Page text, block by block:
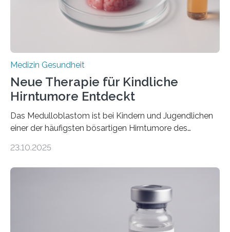
sich die linke Herzkammer verdickt, der Herzmuskel zu
stark kontrahiert…
Medizin Gesundheit
Neue Therapie für Kindliche
Hirntumore Entdeckt
Das Medulloblastom ist bei Kindern und Jugendlichen
einer der häufigsten bösartigen Hirntumore des
Betroffenen können mit heutigen Methoden geheilt
Dringend benötigt werden zielgerichtete Therapien, die
nur Tumorschwachstellen angreifen und normales
Gewebe verschonen. Forschende um Daniel Merk vom
Hertie-Institut für klinische Hirnforschung am
23.10.2025